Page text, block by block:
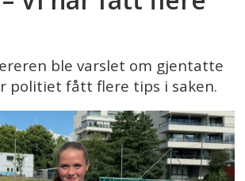
ble varslet om gjentatte
politiet fått flere tips i saken.